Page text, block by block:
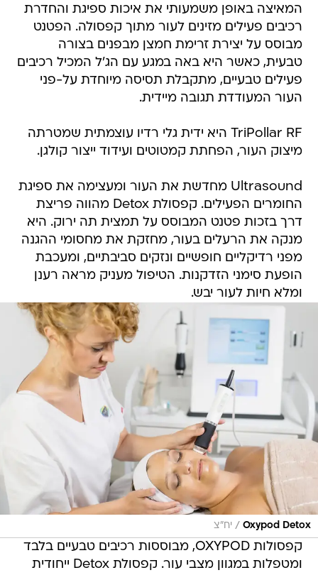
המאיצה באופן משמעותי את איכות ספיגת והחדרת
רכיבים פעילים מזינים לעור מתוך קפסולה. הפטנט
מבוסס על יצירת זרימת חמצן מבפנים בצורה
טבעית, כאשר היא באה במגע עם הג'ל המכיל רכיבים
פעילים טבעיים, מתקבלת תסיסה מיוחדת על-פני
העור המעודדת תגובה מיידית.
TriPollar RF היא ידית גלי רדיו עוצמתית שמטרתה
מיצוק העור, הפחתת קמטוטים ועידוד ייצור קולגן.
Ultrasound מחדשת את העור ומעצימה את ספיגת
החומרים הפעילים. קפסולת Detox מהווה פריצת
דרך בזכות פטנט המבוסס על תמצית תה ירוק. היא
מנקה את הרעלים בעור, מחזקת את מחסומי ההגנה
מפני רדיקליים חופשיים ונזקים סביבתיים, ומעכבת
הופעת סימני הזדקנות. הטיפול מעניק מראה רענן
ומלא חיות לעור יבש.
Oxypod Detox
/ יח"צ
קפסולות OXYPOD, מבוססות רכיבים טבעיים בלבד
ומטפלות במגוון מצבי עור. קפסולת Detox ייחודית